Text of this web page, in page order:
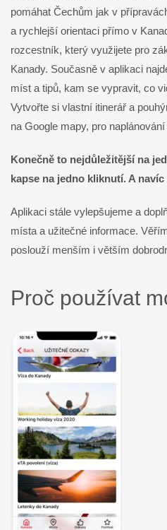
pomáhat Čechům jak v
a rychlejší orientaci přímo v
rozcestník, který využijete pro
Kanady. Současně v aplikaci
míst a tipů, kam se vypravit, co
Vytvořte si vlastní itinerář a
na Google mapy, pro
Konečně to nejdůležitější na
kapse na jedno kliknutí. A navíc
Aplikaci stále vylepšujeme a
místa a užitečné informace.
poslouží menším i větším
Proč používat